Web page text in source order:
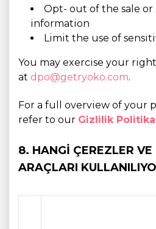
Opt- out of the sale or
information
Limit the use of
You may exercise your
at dpo@getryoko.com.
For a full overview of your
refer to our Gizlilik
8. HANGI ÇEREZLER
ARAÇLARI